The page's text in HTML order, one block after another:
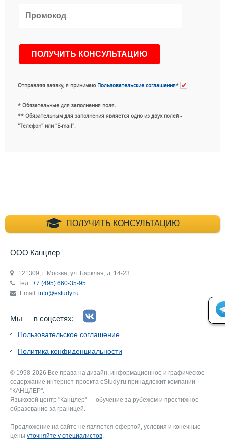
Отправляя заявку, я принимаю Пользовательские соглашения*
* Обязательные для заполнения поля.
** Обязательным для заполнения является одно из двух полей -
"Телефон" или "E-mail".
ПОЛУЧИТЬ КОНСУЛЬТАЦИЮ
+7 (495) 660-35-
ООО Канцлер
121309, г. Москва, ул. Барклая, д. 14-23
Тел.: +7 (495) 660-35-95
Email: info@estudy.ru
Мы — в соцсетях:
Пользовательское соглашение
Политика конфиденциальности
© 1998-2026 Все права на дизайн, информационное и графическое
содержание интернет-проекта eStudy.ru принадлежит компании
"КАНЦЛЕР".
Языковой центр "Канцлер" — обучение за рубежом и престижное
образование за границей.
Предложение на сайте не является офертой, условия и конечные
цены уточняйте у специалистов